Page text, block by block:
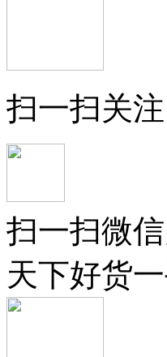
扫一扫关注
扫一扫微
天下好货